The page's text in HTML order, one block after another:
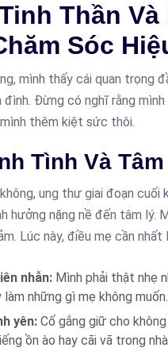
Thần
Sóc
mình thấy cái quan trọng
Đừng có nghĩ rằng mình
thêm kiệt sức thôi.
Tình Và
ung thư giai đoạn
hưởng nặng nề đến tâm lý.
Lúc này, điều mẹ cần nhất
nhẫn: Mình phải thật nhẹ
làm những gì mẹ không muốn.
yên: Cố gắng giữ cho
ồn ào hay cãi vã trong